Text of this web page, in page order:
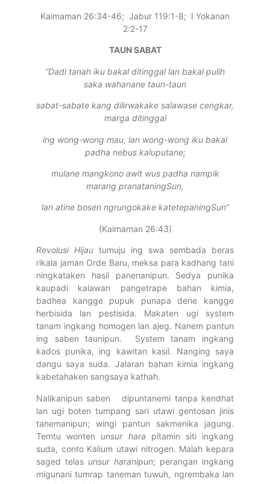
Kaimaman 26:34-46; Jabur 119:1-8; I Yokanan
2:2-17
TAUN SABAT
“Dadi tanah iku bakal ditinggal lan bakal pulih
saka wahanane taun-taun
sabat-sabate kang dilirwakake salawase cengkar,
marga ditinggal
ing wong-wong mau, lan wong-wong iku bakal
padha nebus kaluputane;
mulane mangkono awit wus padha nampik
marang pranataningSun,
lan atine bosen ngrungokake katetepaningSun”
(Kaimaman 26:43)
Revolusi Hijau tumuju ing swa sembada beras
rikala jaman Orde Baru, meksa para kadhang tani
ningkataken hasil panenanipun. Sedya punika
kaupadi kalawan pangetrape bahan kimia,
badhea kangge pupuk punapa dene kangge
herbisida lan pestisida. Makaten ugi system
tanam ingkang homogen lan ajeg. Nanem pantun
ing saben taunipun. System tanam ingkang
kados punika, ing kawitan kasil. Nanging saya
dangu saya suda. Jalaran bahan kimia ingkang
kabetahaken sangsaya kathah.
Nalikanipun saben dipuntanemi tanpa kendhat
lan ugi boten tumpang sari utawi gentosan jinis
tanemanipun; wingi pantun sakmenika jagung.
Temtu wonten unsur hara pitamin siti ingkang
suda, conto Kalium utawi nitrogen. Malah kepara
saged telas unsur haranipun; perangan ingkang
migunani tumrap taneman tuwuh, ngrembaka lan